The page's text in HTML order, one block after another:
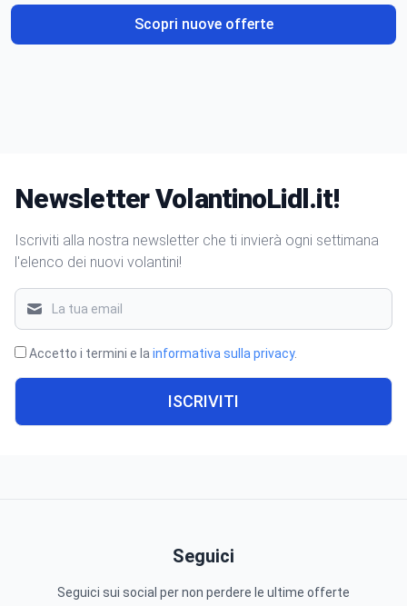
Scopri nuove offerte
Newsletter VolantinoLidl.it!
Iscriviti alla nostra newsletter che ti invierà ogni settimana
l'elenco dei nuovi volantini!
Accetto i termini e la informativa sulla privacy.
ISCRIVITI
Seguici
Seguici sui social per non perdere le ultime offerte